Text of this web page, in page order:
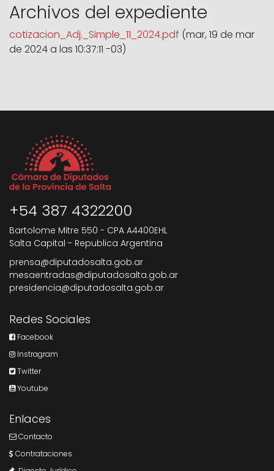
Archivos del expediente
cotizacion_Adj._Simple_11_2024.pdf (mar, 19 de mar
de 2024 a las 10:37:11 -03)
+54 387 4322200
Bartolome Mitre 550 - CPA A4400EHL
Salta Capital - Republica Argentina
prensa@diputadosalta.gob.ar
mesaentradas@diputadosalta.gob.ar
presidencia@diputadosalta.gob.ar
Redes Sociales
Facebook
Instragram
Twitter
Youtube
Enlaces
Contacto
Contrataciones